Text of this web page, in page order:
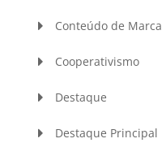
Conteúdo de Marca
Cooperativismo
Destaque
Destaque Principal